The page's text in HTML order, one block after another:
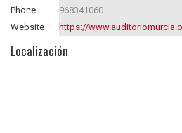
Phone
968341060
Website
https://
Localización